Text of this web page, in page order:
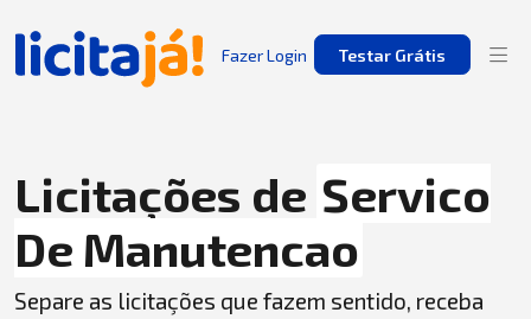
Fazer Login Testar Grátis
Licitações de Servico
De Manutencao
Separe as licitações que fazem sentido, receba